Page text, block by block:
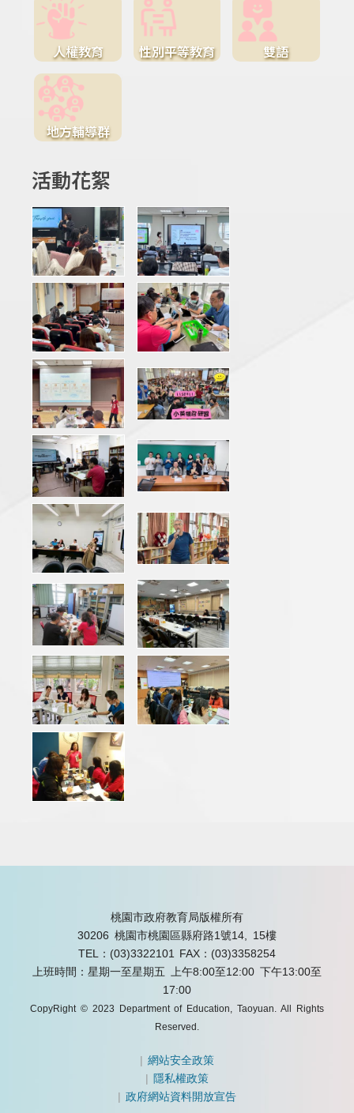
人權教育 性別平等教育 雙語
地方輔導群
活動花絮
桃園市政府教育局版權所有
30206 桃園市桃園區縣府路1號14, 15樓
TEL：(03)3322101
FAX：(03)3358254
上班時間：星期一至星期五 上午8:00至12:00 下午13:00至
17:00
CopyRight © 2023 Department of Education, Taoyuan. All Rights
Reserved.
|網站安全政策
|隱私權政策
|政府網站資料開放宣告